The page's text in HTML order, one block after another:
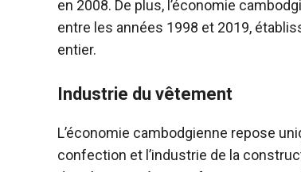
en 2008. De plus, l’économie
entre les années 1998 et 2019,
entier.
Industrie du vêtement
L’économie cambodgienne repose
confection et l’industrie de la